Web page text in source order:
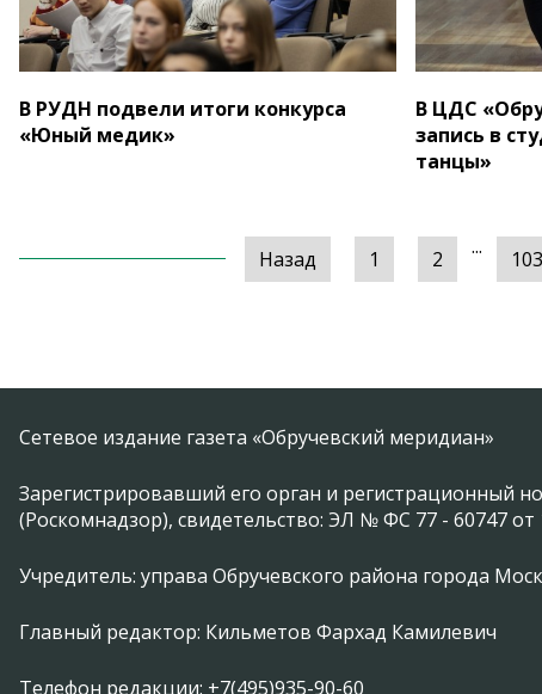
В РУДН подвели итоги конкурса
«Юный медик»
В ЦДС
запись в
танцы»
Назад 1 2 ... 103
Сетевое издание газета «Обручевский меридиан»
Зарегистрировавший его орган и регистрационный
(Роскомнадзор), свидетельство: ЭЛ № ФС 77 - 60747 от
Учредитель: управа Обручевского района города
Главный редактор: Кильметов Фархад Камилевич
Телефон редакции: +7(495)935-90-60